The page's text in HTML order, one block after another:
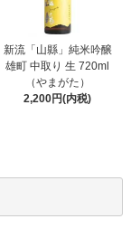
新流「山縣」純米吟醸
雄町 中取り 生 720ml
（やまがた）
2,200円(内税)